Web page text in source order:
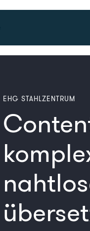
EHG STAHLZENTRUM